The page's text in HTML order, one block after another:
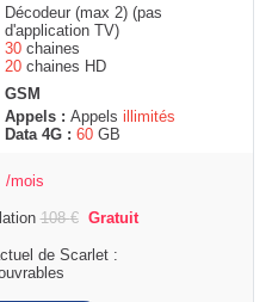
Décodeur (max 2) (pas
d'application TV)
30 chaines
20 chaines HD
GSM
Appels : Appels illimités
Data 4G : 60 GB
/mois
108€ Gratuit
de Scarlet :